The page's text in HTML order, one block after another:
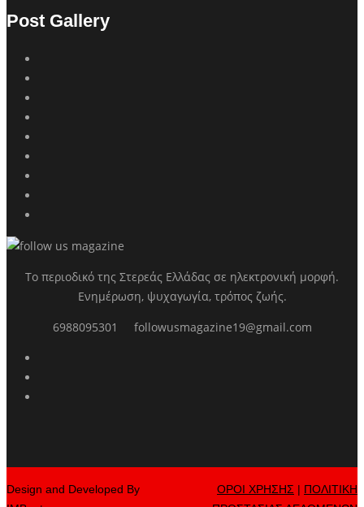
Post Gallery
Το περιοδικό της Στερεάς Ελλάδας σε ηλεκτρονική μορφή.
Ενημέρωση, ψυχαγωγία, τρόπος ζωής.
6988095301 followusmagazine19@gmail.com
Design and Developed By
ΟΡΟΙ ΧΡΗΣΗΣ | ΠΟΛΙΤΙΚΗ